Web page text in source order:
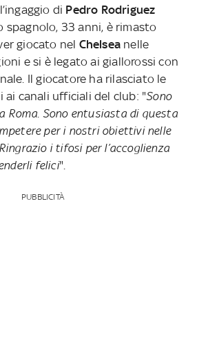
di Pedro Rodriguez
spagnolo, 33 anni, è rimasto
giocato nel Chelsea nelle
e si è legato ai giallorossi con
Il giocatore ha rilasciato le
ai canali ufficiali del club: "Sono
Roma. Sono entusiasta di questa
per i nostri obiettivi nelle
i tifosi per l’accoglienza
felici".
PUBBLICITÀ